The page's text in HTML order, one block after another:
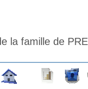
la famille de